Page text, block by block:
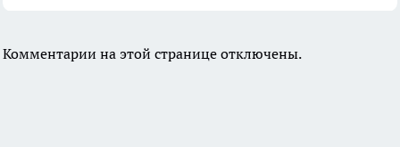
Комментарии на этой странице отключены.